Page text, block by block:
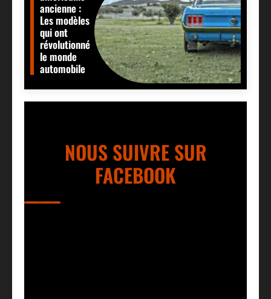
ancienne :
Les modèles
qui ont
révolutionné
le monde
automobile
NOUS SUIVRE SUR
FACEBOOK